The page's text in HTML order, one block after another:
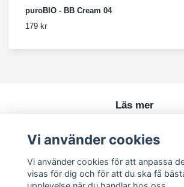
puroBIO - BB Cream 04
179 kr
Läs mer
Kontakt
Vi använder cookies
Vi använder cookies för att anpassa
visas för dig och för att du ska få